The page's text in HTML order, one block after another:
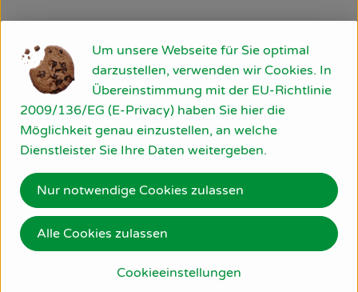
Um unsere Webseite für Sie optimal
darzustellen, verwenden wir Cookies. In
Übereinstimmung mit der EU-Richtlinie
2009/136/EG (E-Privacy) haben Sie hier die
Möglichkeit genau einzustellen, an welche
Dienstleister Sie Ihre Daten weitergeben.
Cookieeinstellungen
Nur notwendige Cookies zulassen
Alle Cookies zulassen